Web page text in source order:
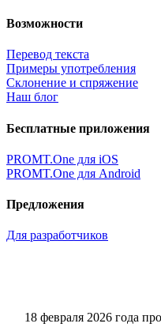
Возможности
Перевод текста
Примеры употребления
Склонение и спряжение
Наш блог
Бесплатные приложения
PROMT.One для iOS
PROMT.One для Android
Предложения
Для разработчиков
18 февраля 2026 года